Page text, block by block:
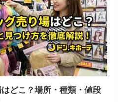
どこ？場所・種類・値段